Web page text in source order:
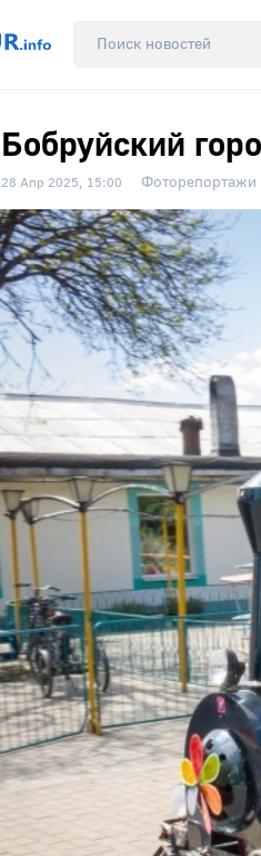
Бобруйский
28 Апр 2025, 15:00 Фоторепортажи